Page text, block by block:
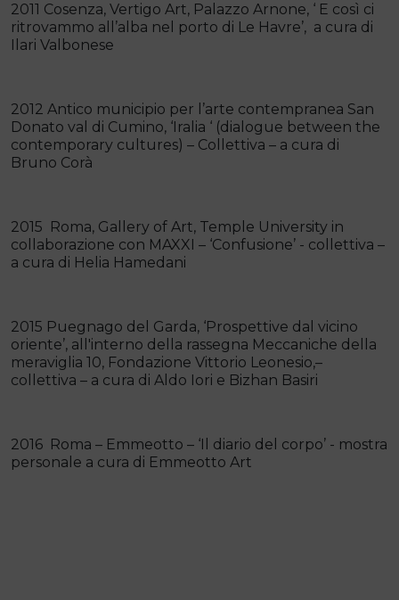
2011 Cosenza, Vertigo Art, Palazzo Arnone, ‘ E così ci
ritrovammo all’alba nel porto di Le Havre’, a cura di
Ilari Valbonese
2012 Antico municipio per l’arte contempranea San
Donato val di Cumino, ‘Iralia ‘ (dialogue between the
contemporary cultures) – Collettiva – a cura di
Bruno Corà
2015 Roma, Gallery of Art, Temple University in
collaborazione con MAXXI – ‘Confusione’ - collettiva –
a cura di Helia Hamedani
2015 Puegnago del Garda, ‘Prospettive dal vicino
oriente’, all'interno della rassegna Meccaniche della
meraviglia 10, Fondazione Vittorio Leonesio,–
collettiva – a cura di Aldo Iori e Bizhan Basiri
2016 Roma – Emmeotto – ‘Il diario del corpo’ - mostra
personale a cura di Emmeotto Art